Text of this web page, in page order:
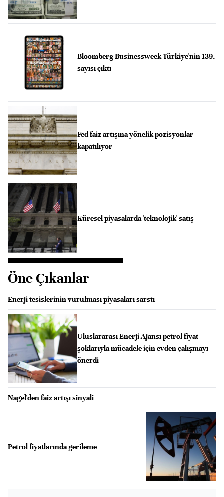
Bloomberg Businessweek Türkiye'nin 139.
sayısı çıktı
Fed faiz artışına yönelik pozisyonlar
kapatılıyor
Küresel piyasalarda 'teknolojik' satış
Öne Çıkanlar
Enerji tesislerinin vurulması piyasaları sarstı
Uluslararası Enerji Ajansı petrol fiyat
şoklarıyla mücadele için evden çalışmayı
önerdi
Nagel'den faiz artışı sinyali
Petrol fiyatlarında gerileme